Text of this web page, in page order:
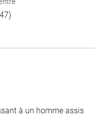
à un homme assis